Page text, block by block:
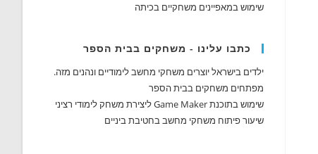
שימוש במאפיינים משחקיים בכיתה
כתבו עלינו - משחקים בבית הספר
ילדים בישראל יוצרים משחקי מחשב לימודיים ונהנים מזה.
מפתחים משחקים בבית הספר
שימוש בתוכנת Game Maker ליצירת משחק לימודי רציני
שיעור פיתוח משחקי מחשב בחטיבת ביניים